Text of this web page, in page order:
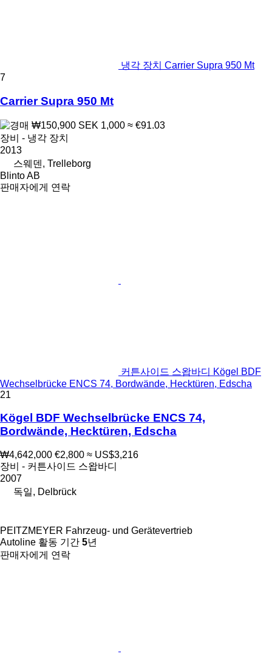
냉각 장치 Carrier Supra 950 Mt
7
Carrier Supra 950 Mt
₩150,900 SEK 1,000 ≈ €91.03
장비 - 냉각 장치
2013
스웨덴, Trelleborg
Blinto AB
판매자에게 연락
커튼사이드 스왑바디 Kögel BDF
Wechselbrücke ENCS 74, Bordwände, Hecktüren, Edscha
21
Kögel BDF Wechselbrücke ENCS 74,
Bordwände, Hecktüren, Edscha
₩4,642,000 €2,800 ≈ US$3,216
장비 - 커튼사이드 스왑바디
2007
독일, Delbrück
PEITZMEYER Fahrzeug- und Gerätevertrieb
Autoline 활동 기간 5년
판매자에게 연락